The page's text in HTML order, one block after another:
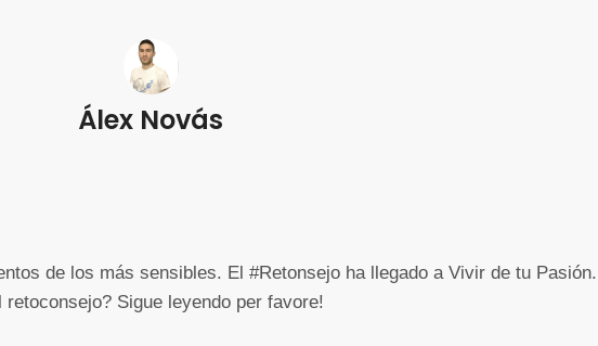
Álex Novás
de los más sensibles. El #Retonsejo ha llegado a Vivir de tu Pasión.
Sigue leyendo per favore!